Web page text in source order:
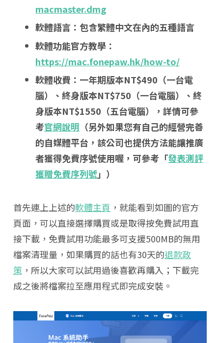
macmaster.dmg
軟體語言：包含繁體中文在內的五種語言
軟體功能官方教學：
https://mac.fonepaw.hk/how-to/
軟體收費：一年期版本NT$490（一台電
腦）、終身版本NT$750（一台電腦）、終
身版本NT$1550（五台電腦），詳情可參
考官網說明 （另外如果您有自己的經營完善
的自媒體平台，該公司也提供方法能讓推廣
者獲得免費序號使用喔，可參考「發表測評
獲贈免費序列號」）
首先連上上述的軟體主頁 ，就能看到如圖的官方
頁面，可以直接選擇購買或是取得按免費試用直
接下載，免費試用功能最多可支援500MB的無用
檔案清理量，如果購買的話也有30天的退款政
策，所以大家可以試用過後喜歡再購入；下載完
成之後將檔案拉至應用程式即完成安裝。